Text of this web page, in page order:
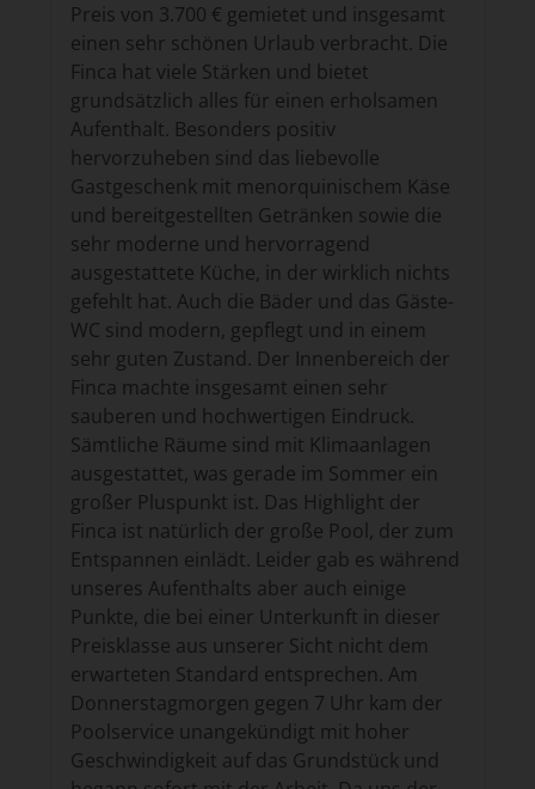
Preis von 3.700 € gemietet und insgesamt
einen sehr schönen Urlaub verbracht. Die
Finca hat viele Stärken und bietet
grundsätzlich alles für einen erholsamen
Aufenthalt. Besonders positiv
hervorzuheben sind das liebevolle
Gastgeschenk mit menorquinischem Käse
und bereitgestellten Getränken sowie die
sehr moderne und hervorragend
ausgestattete Küche, in der wirklich nichts
gefehlt hat. Auch die Bäder und das Gäste-
WC sind modern, gepflegt und in einem
sehr guten Zustand. Der Innenbereich der
Finca machte insgesamt einen sehr
sauberen und hochwertigen Eindruck.
Sämtliche Räume sind mit Klimaanlagen
ausgestattet, was gerade im Sommer ein
großer Pluspunkt ist. Das Highlight der
Finca ist natürlich der große Pool, der zum
Entspannen einlädt. Leider gab es während
unseres Aufenthalts aber auch einige
Punkte, die bei einer Unterkunft in dieser
Preisklasse aus unserer Sicht nicht dem
erwarteten Standard entsprechen. Am
Donnerstagmorgen gegen 7 Uhr kam der
Poolservice unangekündigt mit hoher
Geschwindigkeit auf das Grundstück und